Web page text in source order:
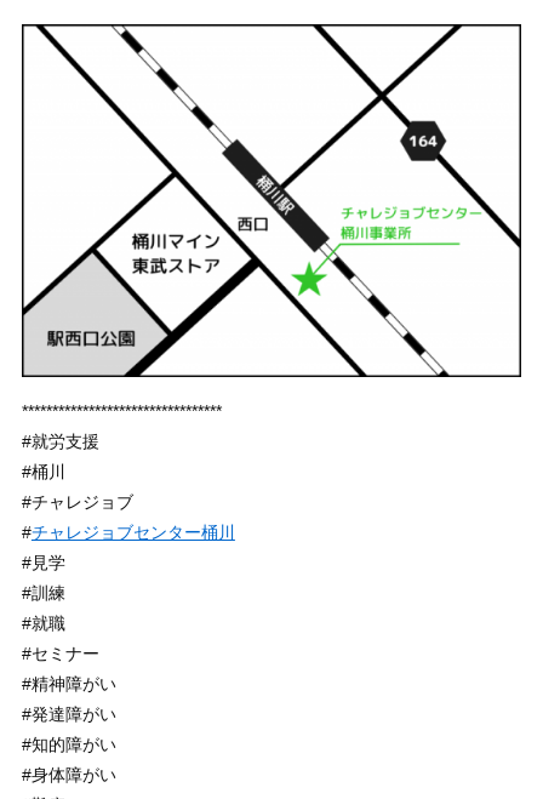
*********************************
#就労支援
#桶川
#チャレジョブ
#チャレジョブセンター桶川
#見学
#訓練
#就職
#セミナー
#精神障がい
#発達障がい
#知的障がい
#身体障がい